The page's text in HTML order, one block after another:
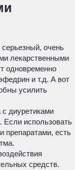
серьезный, очень
лекарственными
одновременно
и т.д. А вот
усилить
диуретиками
Если использовать
препаратами, есть
средств.